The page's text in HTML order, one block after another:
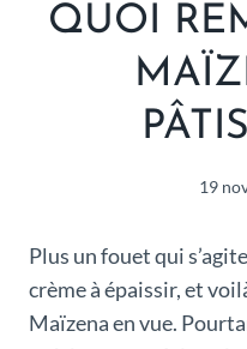
QUOI
19
Plus un fouet qui
crème à épaissir, et
Maïzena en vue.